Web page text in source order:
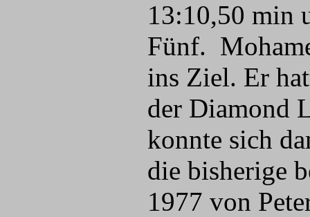
13:10,50 min
Fünf.
ins Ziel. Er
der Diamond
konnte sich
die bisherige
1977 von